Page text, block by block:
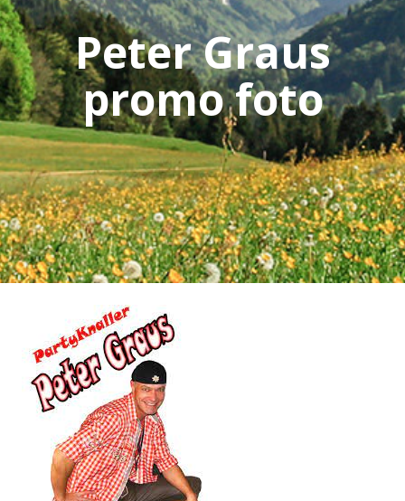
Peter Graus
promo foto